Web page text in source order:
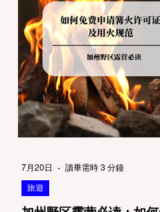
加州特有的野外环境隐患。 一
物政策管辖权迷雾：狗狗到底
里？ 加州的户外区域由不同的
管理，其核心保护目标决定了
的严格程度。我们可以将其视
严到宽”的鄙视链： 1. 极其严
园 (National Parks) & 州立公园
Parks) 政策基调： 优先保护
野生动物。 实际规定： 在优
草甸
旅遊
7月20日 讀畢需時 3 分鐘